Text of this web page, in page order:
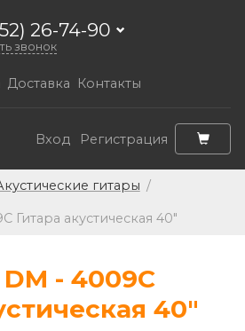
26-74-90
звонок
Доставка Контакты
Вход Регистрация
гитары /
Гитара акустическая 40"
- 4009C
40"